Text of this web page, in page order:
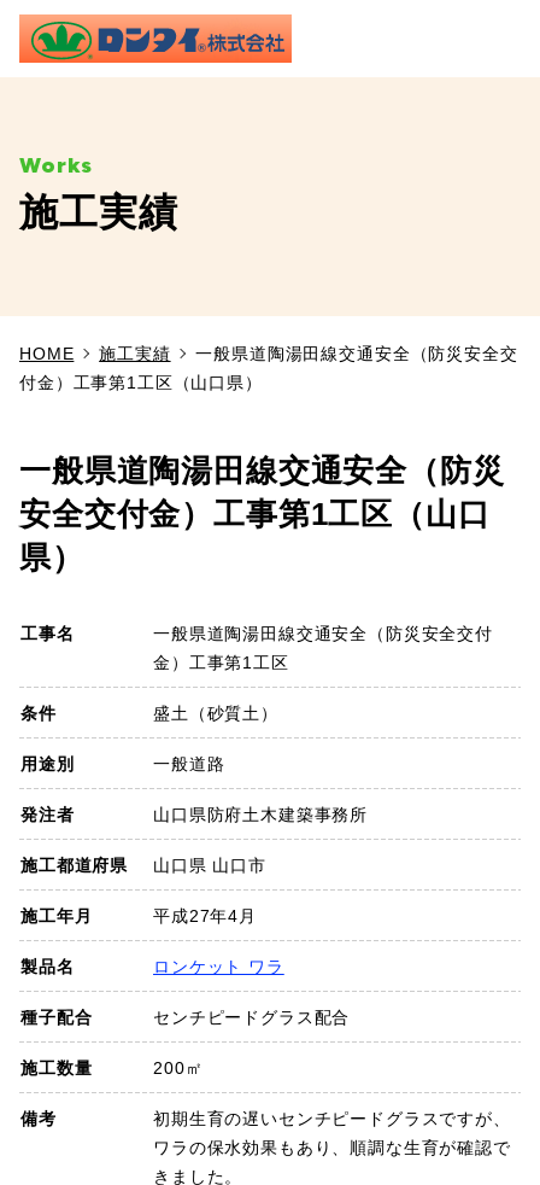
TOP
施工実績
よくあるご質問
SDGs
会社概要
お知らせ
プライバシーポリシー
お問い合わせ
施工実績
HOME 施工実績
一般県道陶湯田線交通安全（防災安全交
付金）工事第1工区（山口県）
一般県道陶湯田線交通安全（防災
安全交付金）工事第1工区（山口
県）
工事名
一般県道陶湯田線交通安全（防災安全交付
金）工事第1工区
条件 盛土（砂質土）
用途別 一般道路
発注者 山口県防府土木建築事務所
施工都道府県 山口県 山口市
施工年月 平成27年4月
製品名 ロンケット ワラ
種子配合 センチピードグラス配合
施工数量 200㎡
備考
初期生育の遅いセンチピードグラスですが、
ワラの保水効果もあり、順調な生育が確認で
きました。